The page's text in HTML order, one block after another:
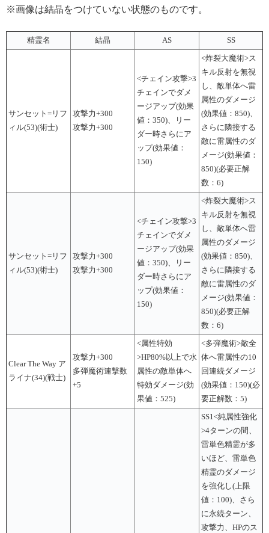
※画像は結晶をつけていない状態のものです。
精霊名 結晶 AS SS
サンセット=リフ
ィル(53)(術士)
攻撃力+300
攻撃力+300
<チェイン攻撃>3
チェインでダメ
ージアップ(効果
値：350)、リー
ダー時さらにア
ップ(効果値：
150)
<炸裂大魔術>ス
キル反射を無視
し、敵単体へ雷
属性のダメージ
(効果値：850)、
さらに隣接する
敵に雷属性のダ
メージ(効果値：
850)(必要正解
数：6)
サンセット=リフ
ィル(53)(術士)
攻撃力+300
攻撃力+300
<チェイン攻撃>3
チェインでダメ
ージアップ(効果
値：350)、リー
ダー時さらにア
ップ(効果値：
150)
<炸裂大魔術>ス
キル反射を無視
し、敵単体へ雷
属性のダメージ
(効果値：850)、
さらに隣接する
敵に雷属性のダ
メージ(効果値：
850)(必要正解
数：6)
Clear The Way ア
ライナ(34)(戦士)
攻撃力+300
多弾魔術連撃数
+5
<属性特効
>HP80%以上で水
属性の敵単体へ
特効ダメージ(効
果値：525)
<多弾魔術>敵全
体へ雷属性の10
回連続ダメージ
(効果値：150)(必
要正解数：5)
SS1<純属性強化
>4ターンの間、
雷単色精霊が多
いほど、雷単色
精霊のダメージ
を強化し(上限
値：100)、さら
に永続ターン、
攻撃力、HPのス